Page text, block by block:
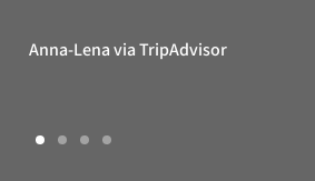
Anna-Lena via TripAdvisor